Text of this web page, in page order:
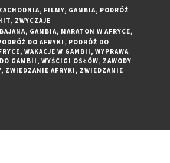
, FILMY, GAMBIA, PODRÓŻ
, ZWYCZAJE
BAJANA, GAMBIA, MARATON W AFRYCE,
DO AFRYKI , PODRÓŻ DO
, WAKACJE W GAMBII , WYPRAWA
GAMBII , WYŚCIGI OSŁÓW, ZAWODY
, ZWIEDZANIE AFRYKI , ZWIEDZANIE